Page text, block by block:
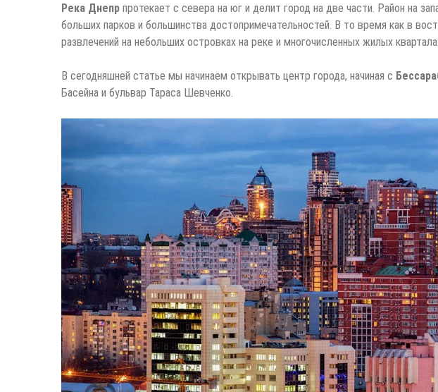
Река Днепр протекает с севера на юг и делит город на две части. Район на
больших парков и большинства достопримечательностей. В то время как в
развлечений на небольших островках на реке и многочисленных жилых
В сегодняшней статье мы начинаем открывать центр города, начиная с
Басейна и бульвар Тараса Шевченко.